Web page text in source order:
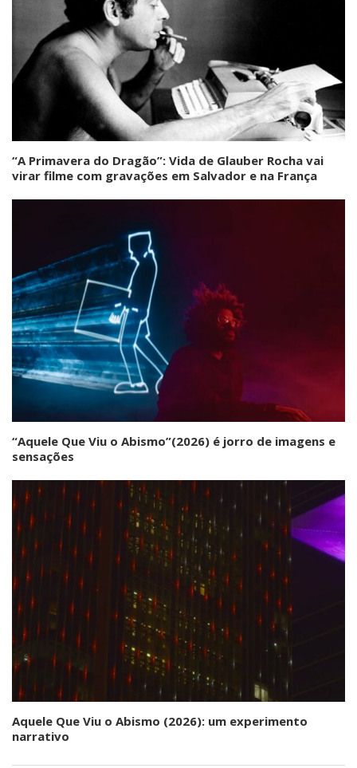
“A Primavera do Dragão”: Vida de Glauber Rocha vai
virar filme com gravações em Salvador e na França
“Aquele Que Viu o Abismo”(2026) é jorro de imagens e
sensações
Aquele Que Viu o Abismo (2026): um experimento
narrativo